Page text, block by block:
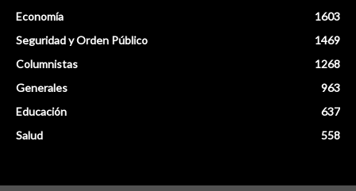
Economía
1603
Seguridad y Orden Público
1469
Columnistas
1268
Generales
963
Educación
637
Salud
558